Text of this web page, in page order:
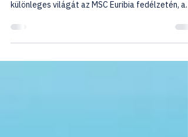
Töltsd a húsvétot a Földközi-tengeren! Fedezd
különleges világát az MSC Euribia fedélzetén, a
HJTD - HAJÓUTAD Mediterrán Húsvét csoportos